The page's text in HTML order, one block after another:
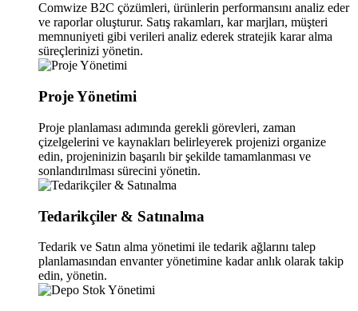
Comwize B2C çözümleri, ürünlerin performansını analiz eder
ve raporlar oluşturur. Satış rakamları, kar marjları, müşteri
memnuniyeti gibi verileri analiz ederek stratejik karar alma
süreçlerinizi yönetin.
Proje Yönetimi
Proje planlaması adımında gerekli görevleri, zaman
çizelgelerini ve kaynakları belirleyerek projenizi organize
edin, projeninizin başarılı bir şekilde tamamlanması ve
sonlandırılması sürecini yönetin.
Tedarikçiler & Satınalma
Tedarik ve Satın alma yönetimi ile tedarik ağlarını talep
planlamasından envanter yönetimine kadar anlık olarak takip
edin, yönetin.